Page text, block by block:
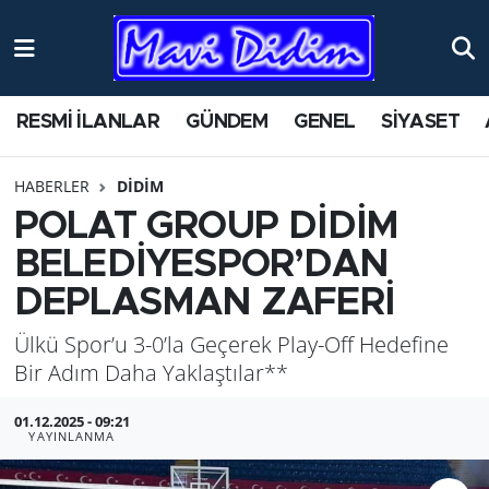
RESMİ İLANLAR GÜNDEM GENEL SİYASET
HABERLER DİDİM
POLAT GROUP DİDİM
BELEDİYES­POR’DAN
DEP LAS­MAN ZAFERİ
Ülkü Spor’u 3-0’la Ge­çe­rek Play-Off He­de­fi­ne
Bir Adım Daha Yak­laş­tı­lar**
01.12.2025 - 09:21
YAYINLANMA
ANTİK YERLER
AYDIN
BİLİM VE TEKNOLOJİ
ÇEVRE
EĞİTİM
EKONOMİ
GENEL
Nöbetçi Eczaneler
Namaz Vakitleri
Trafik Durumu
Süper Lig Puan Durumu ve Fikstür
Tüm Manşetler
Son Dakika Haberleri
Haber Arşivi